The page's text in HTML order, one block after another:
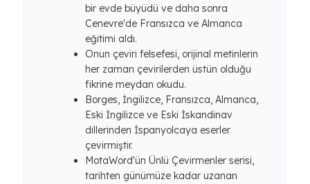
bir evde büyüdü ve daha sonra
Cenevre'de Fransızca ve Almanca
eğitimi aldı.
Onun çeviri felsefesi, orijinal metinlerin
her zaman çevirilerden üstün olduğu
fikrine meydan okudu.
Borges, İngilizce, Fransızca, Almanca,
Eski İngilizce ve Eski İskandinav
dillerinden İspanyolcaya eserler
çevirmiştir.
MotaWord'ün Ünlü Çevirmenler serisi,
tarihten günümüze kadar uzanan